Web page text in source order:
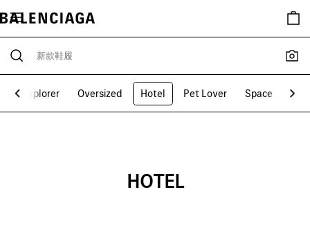
Explorer Oversized Hotel Pet Lover Space
HOTEL